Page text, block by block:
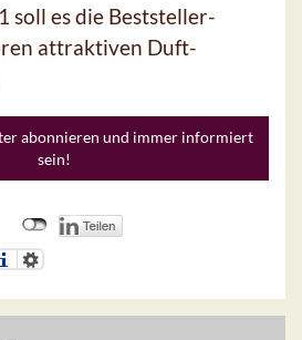
soll es die Beststeller-
attraktiven Duft-
abonnieren und immer informiert
sein!